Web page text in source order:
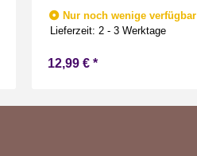
Flammen Effect für Drinnen
Warmweiß 11 cm hoch
Nur noch wenige verfügbar
Lieferzeit: 2 - 3 Werktage
12,99 € *